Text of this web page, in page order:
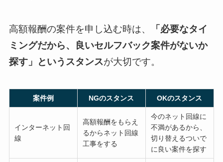
高額報酬の案件を申し込む時は、
「必要なタイ
ミングだから、良いセルフバック案件がないか
探す」というスタンスが大切です。
案件例 NGのスタンス OKのスタンス
インターネット回
線
高額報酬をもらえ
るからネット回線
工事をする
今のネット回線に
不満があるから、
切り替えるついで
に良い案件を探す